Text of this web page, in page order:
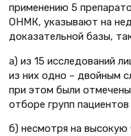
применению 5
ОНМК, указывают на
доказательной базы,
а) из 15 исследований
из них одно – двойным
при этом были
отборе групп пациентов
б) несмотря на высокую